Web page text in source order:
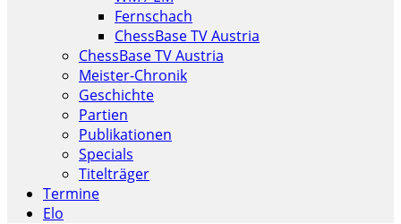
Fernschach
ChessBase TV Austria
ChessBase TV Austria
Meister-Chronik
Geschichte
Partien
Publikationen
Specials
Titelträger
Termine
Elo